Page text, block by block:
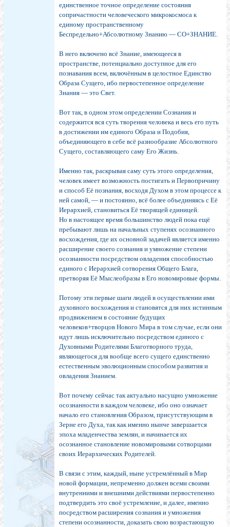
единственное точное определение состояния
сопричастности человеческого микрокосмоса к
единому пространственному
Беспредельно+Абсолютному Знанию — СО+ЗНАНИЕ.
В него включено всё Знание, имеющееся в
пространстве, потенциально доступное для его
познавания всем, включённым в целостное Единство
Образа Сущего, ибо первостепенное определение
Знания — это Свет.
Вот так, в одном этом определении Сознания и
содержится вся суть творения человека и весь его путь
в достижении им единого Образа и Подобия,
объединяющего в себе всё разнообразие Абсолютного
Сущего, составляющего саму Его Жизнь.
Именно так, раскрывая саму суть этого определения,
человек имеет возможность постигать и Первопричину
и способ Её познания, восходя Духом в этом процессе к
ней самой, — и постоянно, всё более объединяясь с Её
Иерархией, становиться Её творящей единицей.
Но в настоящее время большинство людей пока ещё
пребывают лишь на начальных ступенях осознанного
восхождения, где их основной задачей является именно
расширение своего сознания и умножение степени
осознанности посредством овладения способностью
единого с Иерархией сотворения Общего Блага,
претворяя Её Мыслеобразы в Его новомировые формы.
Потому эти первые шаги людей в осуществлении ими
духовного восхождения и становятся для них истинным
продвижением в состояние будущих
человеков+творцов Нового Мира в том случае, если они
идут лишь исключительно посредством единого с
Духовными Родителями Благотворного труда,
являющегося для вообще всего сущего единственно
естественным эволюционным способом развития и
овладения Знанием.
Вот почему сейчас так актуально насущно умножение
осознанности в каждом человеке, ибо оно означает
начало его становления Образом, присутствующим в
Зерне его Духа, так как именно нынче завершается
эпоха младенчества землян, и начинается их
осознанное становление новомировыми сотворцами
своих Иерархических Родителей.
В связи с этим, каждый, ныне устремлённый в Мир
новой формации, непременно должен всеми своими
внутренними и внешними действиями первостепенно
подтвердить это своё устремление, и далее, именно
посредством расширения сознания и умножения
степени осознанности, доказать свою возрастающую